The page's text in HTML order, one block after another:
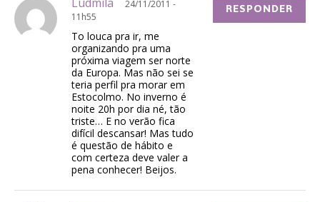
24/11/2011 -
11h55
To louca pra ir, me
organizando pra uma
próxima viagem ser norte
da Europa. Mas não sei se
teria perfil pra morar em
Estocolmo. No inverno é
noite 20h por dia né, tão
triste… E no verão fica
difícil descansar! Mas tudo
é questão de hábito e
com certeza deve valer a
pena conhecer! Beijos.
RESPONDER